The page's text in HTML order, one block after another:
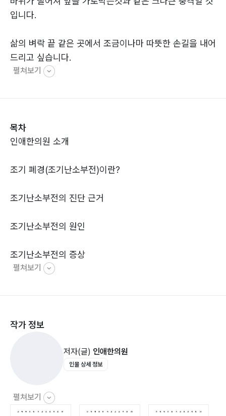
입니다.
삶의 벼락 끝 같은 곳에서 조금이나마 따뜻한 손길을 내어
드리고 싶습니다.
은 될수 있을 것입니다.
포기하지 마세요. 분명 포기의 수보다 희망의 수가 더욱
펼쳐보기
목차
인애한의원 소개
조기 폐경(조기난소부전)이란?
조기난소부전의 진단 근거
조기난소부전의 원인
조기난소부전의 증상
1. 안면홍조, 발한
5. 질 건조증으로 인한 성교통 및 성 만족도 감소
조기난소부전의 치료
3. 한방 치료
4. 생활 관리
펼쳐보기
작가 정보
저자(글) 인애한의원
인물 상세 정보
펼쳐보기